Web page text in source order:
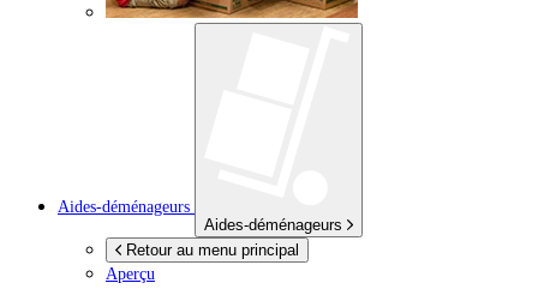
Aides-déménageurs
Aides-déménageurs
Retour au menu principal
Aperçu